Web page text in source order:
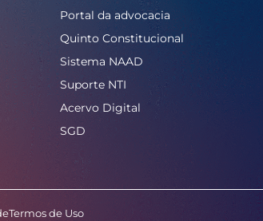
Portal da advocacia
Quinto Constitucional
Sistema NAAD
Suporte NTI
Acervo Digital
SGD
Termos de Uso